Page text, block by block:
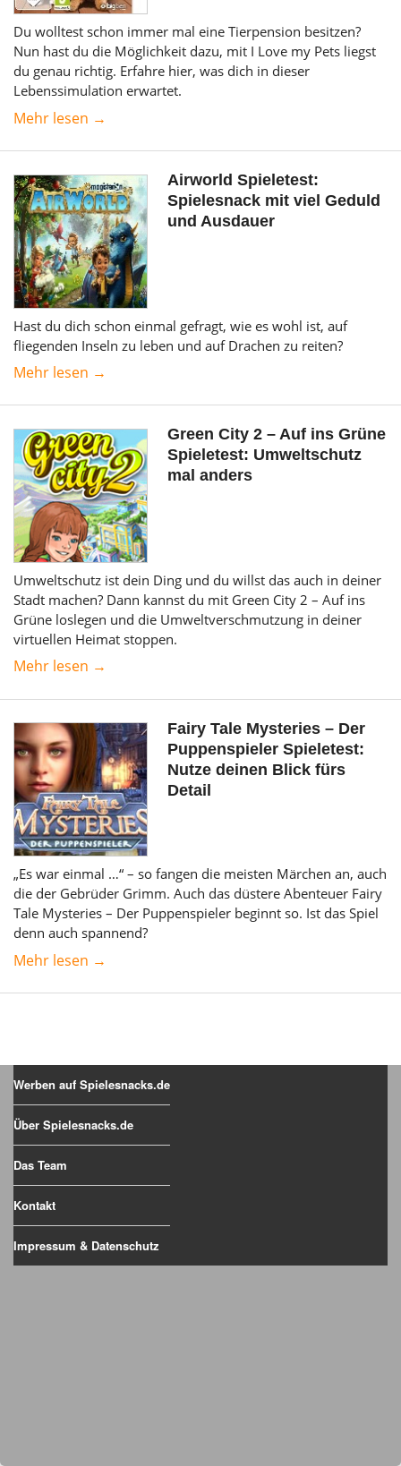
Du wolltest schon immer mal eine Tierpension besitzen?
Nun hast du die Möglichkeit dazu, mit I Love my Pets liegst
du genau richtig. Erfahre hier, was dich in dieser
Lebenssimulation erwartet.
Mehr lesen →
Airworld Spieletest:
Spielesnack mit viel Geduld
und Ausdauer
Hast du dich schon einmal gefragt, wie es wohl ist, auf
fliegenden Inseln zu leben und auf Drachen zu reiten?
Mehr lesen →
Green City 2 – Auf ins Grüne
Spieletest: Umweltschutz
mal anders
Umweltschutz ist dein Ding und du willst das auch in deiner
Stadt machen? Dann kannst du mit Green City 2 – Auf ins
Grüne loslegen und die Umweltverschmutzung in deiner
virtuellen Heimat stoppen.
Mehr lesen →
Fairy Tale Mysteries – Der
Puppenspieler Spieletest:
Nutze deinen Blick fürs
Detail
„Es war einmal …“ – so fangen die meisten Märchen an, auch
die der Gebrüder Grimm. Auch das düstere Abenteuer Fairy
Tale Mysteries – Der Puppenspieler beginnt so. Ist das Spiel
denn auch spannend?
Mehr lesen →
Werben auf Spielesnacks.de
Über Spielesnacks.de
Das Team
Kontakt
Impressum & Datenschutz